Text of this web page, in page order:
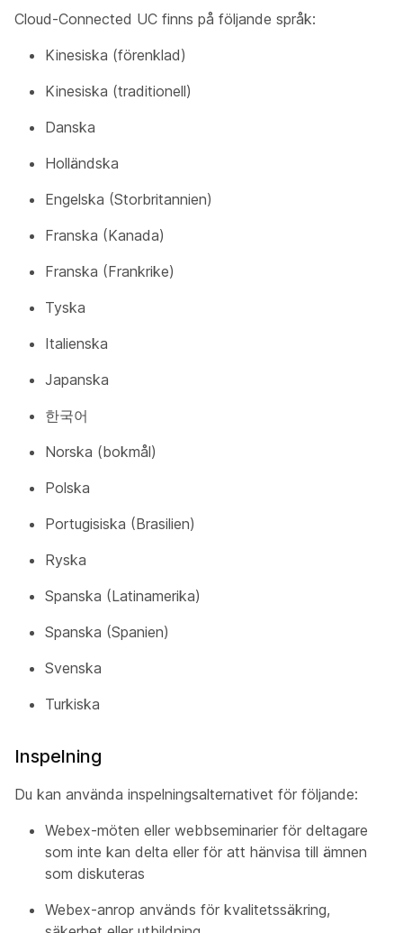
Cloud-Connected UC finns på följande språk:
Kinesiska (förenklad)
Kinesiska (traditionell)
Danska
Holländska
Engelska (Storbritannien)
Franska (Kanada)
Franska (Frankrike)
Tyska
Italienska
Japanska
한국어
Norska (bokmål)
Polska
Portugisiska (Brasilien)
Ryska
Spanska (Latinamerika)
Spanska (Spanien)
Svenska
Turkiska
Inspelning
Du kan använda inspelningsalternativet för följande:
Webex-möten eller webbseminarier för deltagare
som inte kan delta eller för att hänvisa till ämnen
som diskuteras
Webex-anrop används för kvalitetssäkring,